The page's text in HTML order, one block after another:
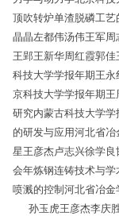
顶吹转炉单渣脱磷工
晶晶左都伟汤伟王军
王郢王新华周红霞郭
科技大学学报年期王
京科技大学学报年期
研究内蒙古科技大学
的研发与应用河北省
星王彦杰卢志兴徐学
会年炼钢连铸技术与
喷溅的控制河北省冶
孙玉虎王彦杰李庆